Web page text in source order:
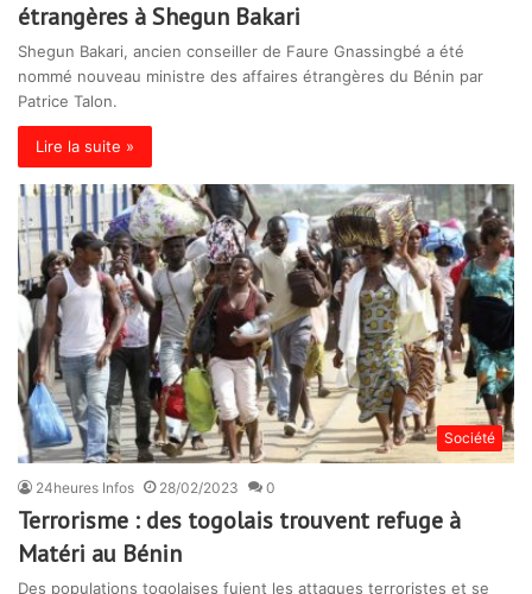
étrangères à Shegun Bakari
Shegun Bakari, ancien conseiller de Faure Gnassingbé a été
nommé nouveau ministre des affaires étrangères du Bénin par
Patrice Talon.
Lire la suite »
Société
24heures Infos 28/02/2023 0
Terrorisme : des togolais trouvent refuge à
Matéri au Bénin
Des populations togolaises fuient les attaques terroristes et se